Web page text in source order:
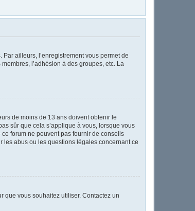
ailleurs, l’enregistrement vous permet de
l’adhésion à des groupes, etc. La
de moins de 13 ans doivent obtenir le
sûr que cela s’applique à vous, lorsque vous
forum ne peuvent pas fournir de conseils
les abus ou les questions légales concernant ce
que vous souhaitez utiliser. Contactez un